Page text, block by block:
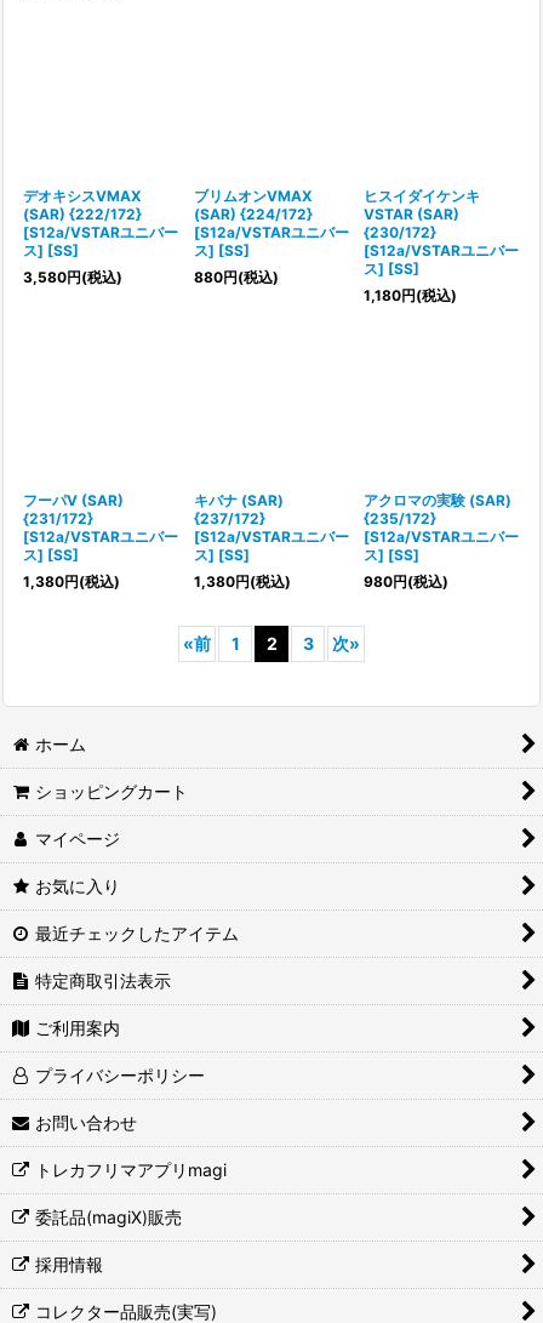
デオキシスVMAX
(SAR) {222/172}
[S12a/VSTARユニバー
ス] [SS]
3,580円(税込)
ブリムオンVMAX
(SAR) {224/172}
[S12a/VSTARユニバー
ス] [SS]
880円(税込)
ヒスイダイケンキ
VSTAR (SAR)
{230/172}
[S12a/VSTARユニバー
ス] [SS]
1,180円(税込)
フーパV (SAR)
{231/172}
[S12a/VSTARユニバー
ス] [SS]
1,380円(税込)
キバナ (SAR)
{237/172}
[S12a/VSTARユニバー
ス] [SS]
1,380円(税込)
アクロマの実験 (SAR)
{235/172}
[S12a/VSTARユニバー
ス] [SS]
980円(税込)
«前 1 2 3 次»
ホーム
ショッピングカート
マイページ
お気に入り
最近チェックしたアイテム
特定商取引法表示
ご利用案内
プライバシーポリシー
お問い合わせ
トレカフリマアプリmagi
委託品(magiX)販売
採用情報
コレクター品販売(実写)